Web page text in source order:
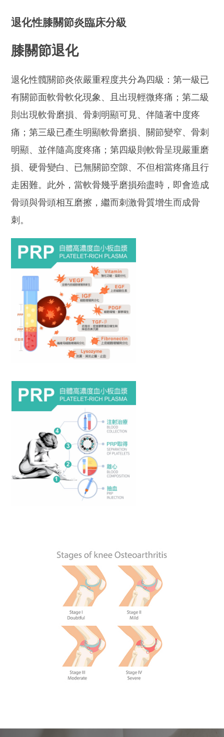
退化性膝關節炎臨床分級
膝關節退化
退化性髖關節炎依嚴重程度共分為四級：第一級已
有關節面軟骨軟化現象、且出現輕微疼痛；第二級
則出現軟骨磨損、骨刺明顯可見、伴隨著中度疼
痛；第三級已產生明顯軟骨磨損、關節變窄、骨刺
明顯、並伴隨高度疼痛；第四級則軟骨呈現嚴重磨
損、硬骨變白、已無關節空隙、不但相當疼痛且行
走困難。此外，當軟骨幾乎磨損殆盡時，即會造成
骨頭與骨頭相互磨擦，繼而刺激骨質增生而成骨
刺。